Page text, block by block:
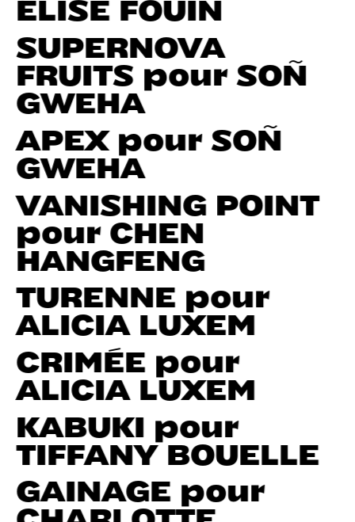
SUPERNOVA
FRUITS pour SOÑ
GWEHA
APEX pour SOÑ
GWEHA
VANISHING POINT
pour CHEN
HANGFENG
TURENNE pour
ALICIA LUXEM
CRIMÉE pour
ALICIA LUXEM
KABUKI pour
TIFFANY BOUELLE
GAINAGE pour